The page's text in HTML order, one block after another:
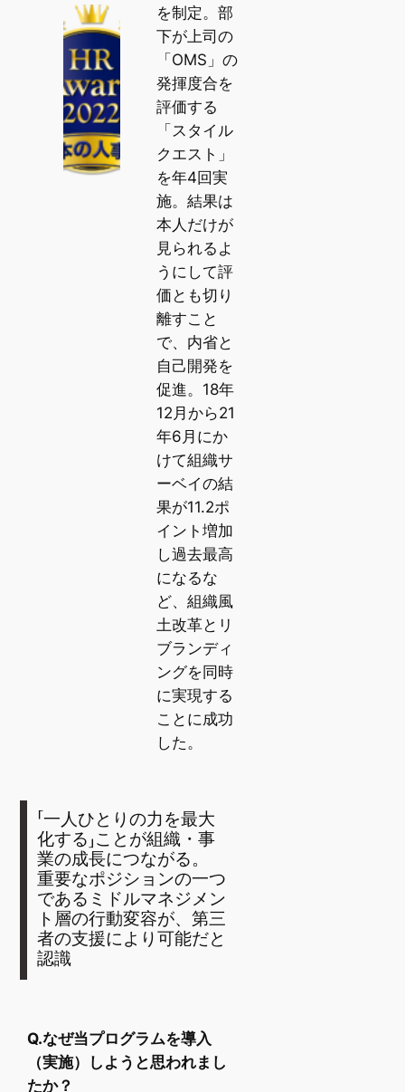
を制定。部
下が上司の
「OMS」の
発揮度合を
評価する
「スタイル
クエスト」
を年4回実
施。結果は
本人だけが
見られるよ
うにして評
価とも切り
離すこと
で、内省と
自己開発を
促進。18年
12月から21
年6月にか
けて組織サ
ーベイの結
果が11.2ポ
イント増加
し過去最高
になるな
ど、組織風
土改革とリ
ブランディ
ングを同時
に実現する
ことに成功
した。
「一人ひとりの力を最大
化する」ことが組織・事
業の成長につながる。
重要なポジションの一つ
であるミドルマネジメン
ト層の行動変容が、第三
者の支援により可能だと
認識
Q.なぜ当プログラムを導入
（実施）しようと思われまし
たか？